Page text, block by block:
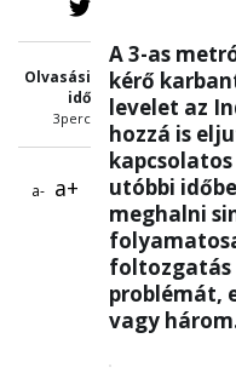
Olvasási
idő
3perc
a- a+
A 3-as
kérő
levelet az
hozzá is
utóbbi
meghalni
foltozgatás
problémát,
vagy